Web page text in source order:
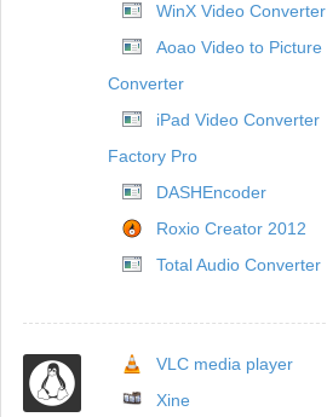
WinX Video Converter
Aoao Video to Picture
Converter
iPad Video Converter
Factory Pro
DASHEncoder
Roxio Creator 2012
Total Audio Converter
VLC media player
Xine